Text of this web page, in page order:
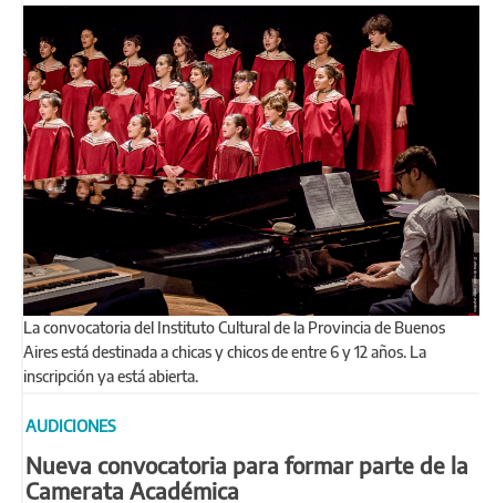
La convocatoria del Instituto Cultural de la Provincia de Buenos
Aires está destinada a chicas y chicos de entre 6 y 12 años. La
inscripción ya está abierta.
AUDICIONES
Nueva convocatoria para formar parte de la
Camerata Académica